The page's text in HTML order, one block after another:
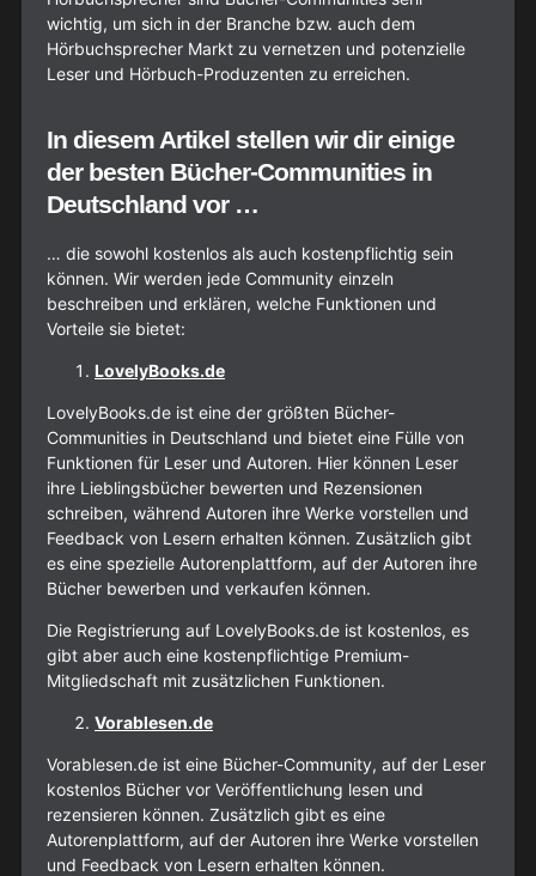
wichtig, um sich in der Branche bzw. auch dem
Hörbuchsprecher Markt zu vernetzen und potenzielle
Leser und Hörbuch-Produzenten zu erreichen.
In diesem Artikel stellen wir dir einige
der besten Bücher-Communities in
Deutschland vor …
… die sowohl kostenlos als auch kostenpflichtig sein
können. Wir werden jede Community einzeln
beschreiben und erklären, welche Funktionen und
Vorteile sie bietet:
LovelyBooks.de
LovelyBooks.de ist eine der größten Bücher-
Communities in Deutschland und bietet eine Fülle von
Funktionen für Leser und Autoren. Hier können Leser
ihre Lieblingsbücher bewerten und Rezensionen
schreiben, während Autoren ihre Werke vorstellen und
Feedback von Lesern erhalten können. Zusätzlich gibt
es eine spezielle Autorenplattform, auf der Autoren ihre
Bücher bewerben und verkaufen können.
Die Registrierung auf LovelyBooks.de ist kostenlos, es
gibt aber auch eine kostenpflichtige Premium-
Mitgliedschaft mit zusätzlichen Funktionen.
Vorablesen.de
Vorablesen.de ist eine Bücher-Community, auf der Leser
kostenlos Bücher vor Veröffentlichung lesen und
rezensieren können. Zusätzlich gibt es eine
Autorenplattform, auf der Autoren ihre Werke vorstellen
und Feedback von Lesern erhalten können.